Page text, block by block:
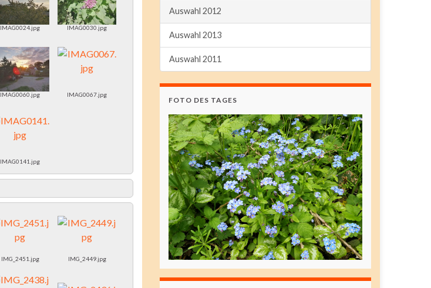
IMAG0024.jpg IMAG0030.jpg
IMAG0060.jpg IMAG0067.jpg
IMAG0141.jpg
IMG_2451.jpg IMG_2449.jpg
Auswahl 2012
Auswahl 2013
Auswahl 2011
FOTO DES TAGES